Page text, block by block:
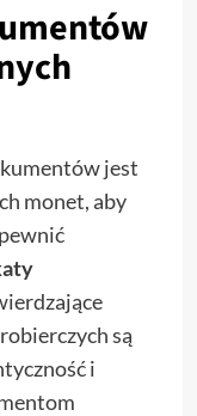
jest
monet, aby
są
i